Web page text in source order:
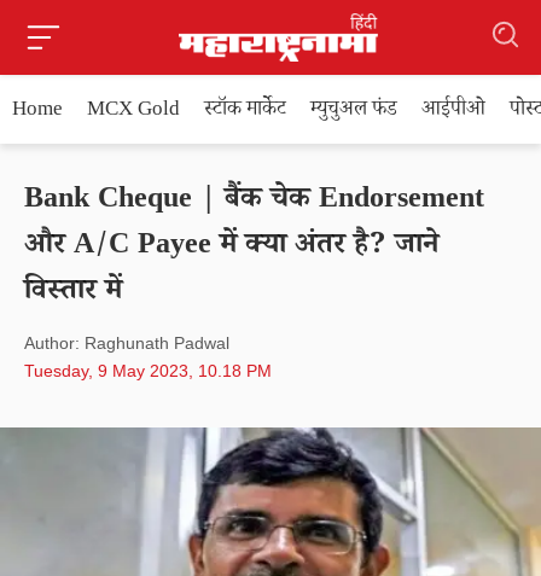
Home MCX Gold स्टॉक मार्केट म्युचुअल फंड आईपीओ
Bank Cheque | बैंक चेक Endorsement
और A/C Payee में क्या अंतर है? जाने
विस्तार में
Author: Raghunath Padwal
Tuesday, 9 May 2023, 10.18 PM